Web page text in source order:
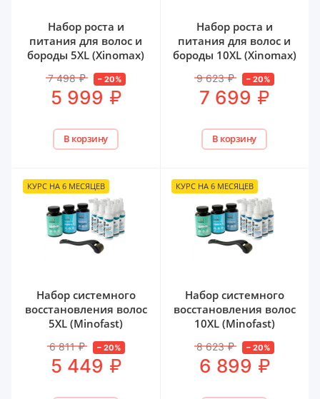
Набор роста и
питания для волос и
бороды 5XL (Xinomax)
7 498 ₽ – 20%
5 999 ₽
В корзину
Набор роста и
питания для волос и
бороды 10XL (Xinomax)
9 623 ₽ – 20%
7 699 ₽
В корзину
КУРС НА 6 МЕСЯЦЕВ
Набор системного
восстановления волос
5XL (Minofast)
6 811 ₽ – 20%
5 449 ₽
КУРС НА 6 МЕСЯЦЕВ
Набор системного
восстановления волос
10XL (Minofast)
8 623 ₽ – 20%
6 899 ₽